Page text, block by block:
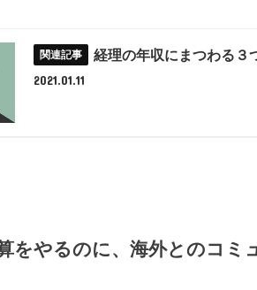
経理の年収にまつわる３
2021.01.11
をやるのに、海外とのコミ